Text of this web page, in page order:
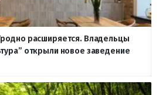
расширяется. Владельцы
открыли новое заведение